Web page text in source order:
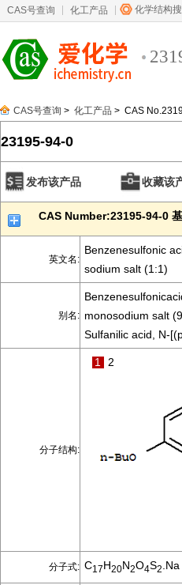
CAS号查询 化工产品 化学结构
CAS号查询 > 化工产品 > CAS
23195-94-0
发布该产品 收藏该
CAS Number:23195-94-0
英文名:
Benzenesulfonic
sodium salt (1:1)
别名: monosodium salt
Sulfanilic acid, N-
分子结构:
1 2
分子式: C17H20N2O4S2 .Na